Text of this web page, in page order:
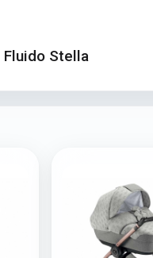
Fluido Stella